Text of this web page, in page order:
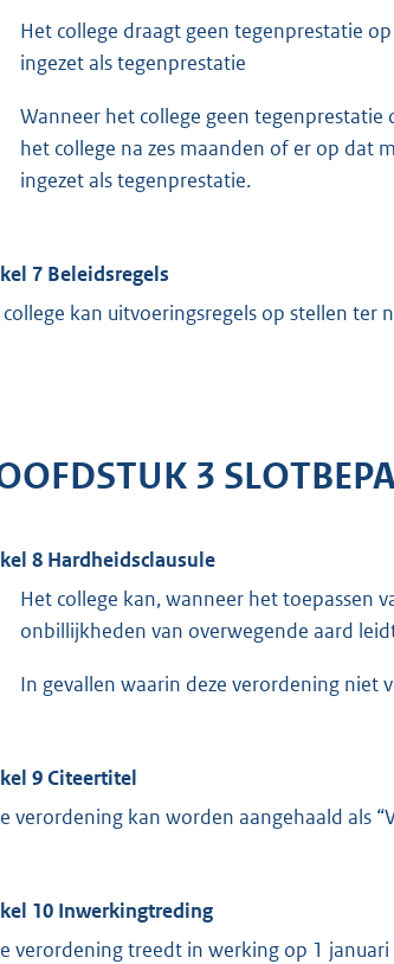
Het college draagt geen tegenprestatie
ingezet als tegenprestatie
Wanneer het college geen
het college na zes maanden of er op dat
ingezet als tegenprestatie.
7 Beleidsregels
kan uitvoeringsregels op stellen ter
3
8 Hardheidsclausule
Het college kan, wanneer het toepassen
onbillijkheden van overwegende aard
In gevallen waarin deze verordening niet
9 Citeertitel
verordening kan worden aangehaald als
10 Inwerkingtreding
verordening treedt in werking op 1